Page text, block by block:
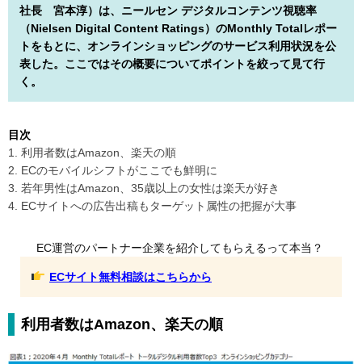
社長 宮本淳）は、ニールセン デジタルコンテンツ視聴率
（Nielsen Digital Content Ratings）のMonthly Totalレポー
トをもとに、オンラインショッピングのサービス利用状況を公
表した。ここではその概要についてポイントを絞って見て行
く。
目次
1. 利用者数はAmazon、楽天の順
2. ECのモバイルシフトがここでも鮮明に
3. 若年男性はAmazon、35歳以上の女性は楽天が好き
4. ECサイトへの広告出稿もターゲット属性の把握が大事
EC運営のパートナー企業を紹介してもらえるって本当？
ECサイト無料相談はこちらから
利用者数はAmazon、楽天の順